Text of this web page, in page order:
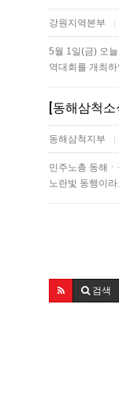
강원지역본부 |
5월 1일(금) 오
역대회를 개최
[동해삼척
동해삼척지부 |
민주노총 동해
노란빛 동행이
검색